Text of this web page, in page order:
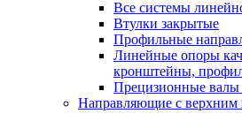
Все системы
Втулки закрытые
Профильные
Линейные опоры
кронштейны,
Прецизионные
Направляющие с